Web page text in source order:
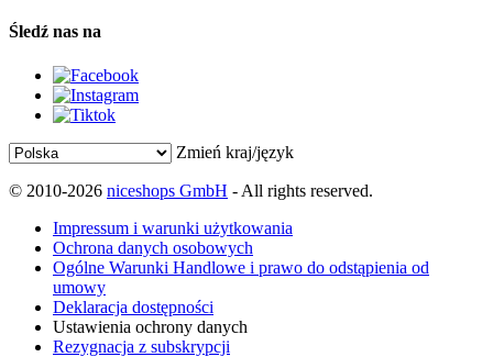
Śledź nas na
Zmień kraj/język
© 2010-2026 niceshops GmbH - All rights reserved.
Impressum i warunki użytkowania
Ochrona danych osobowych
Ogólne Warunki Handlowe i prawo do odstąpienia od
umowy
Deklaracja dostępności
Ustawienia ochrony danych
Rezygnacja z subskrypcji